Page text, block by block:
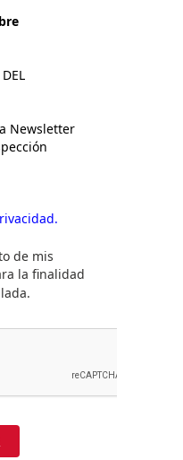
Newsletter
de mis
la finalidad